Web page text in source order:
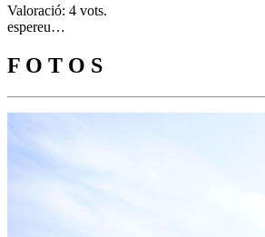
Valoració: 4 vots.
espereu…
F O T O S